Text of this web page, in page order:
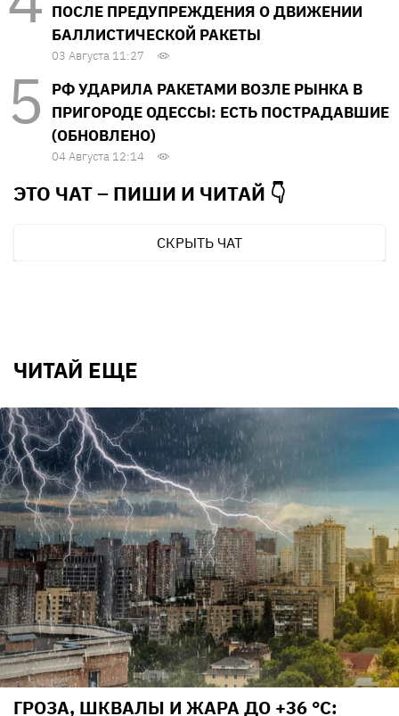
ПОСЛЕ ПРЕДУПРЕЖДЕНИЯ О ДВИЖЕНИИ
БАЛЛИСТИЧЕСКОЙ РАКЕТЫ
03 Августа 11:27
РФ УДАРИЛА РАКЕТАМИ ВОЗЛЕ РЫНКА В
ПРИГОРОДЕ ОДЕССЫ: ЕСТЬ ПОСТРАДАВШИЕ
(ОБНОВЛЕНО)
04 Августа 12:14
ЭТО ЧАТ – ПИШИ И ЧИТАЙ 👇
СКРЫТЬ ЧАТ
ЧИТАЙ ЕЩЕ
ГРОЗА, ШКВАЛЫ И ЖАРА ДО +36 °С: